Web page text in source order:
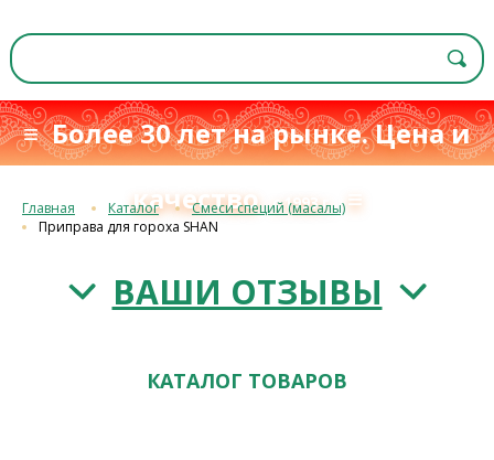
≡ Более 30 лет на рынке. Цена и
качествос 1993 г.≡
Главная Каталог
Смеси специй (масалы)
Приправа для гороха SHAN
ВАШИ ОТЗЫВЫ
КАТАЛОГ ТОВАРОВ